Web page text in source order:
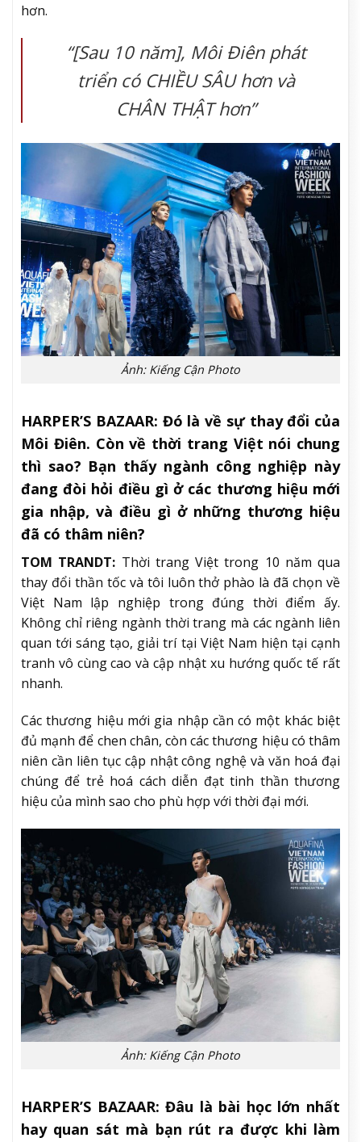
hơn.
“[Sau 10 năm], Môi Điên phát
triển có CHIỀU SÂUhơn và
CHÂN THẬThơn”
Ảnh: Kiếng Cận Photo
HARPER’S BAZAAR: Đó là về sự thay đổi của
Môi Điên. Còn về thời trang Việt nói chung
thì sao? Bạn thấy ngành công nghiệp này
đang đòi hỏi điều gì ở các thương hiệu mới
gia nhập, và điều gì ở những thương hiệu
đã có thâm niên?
TOM TRANDT: Thời trang Việt trong 10 năm qua
thay đổi thần tốc và tôi luôn thở phào là đã chọn về
Việt Nam lập nghiệp trong đúng thời điểm ấy.
Không chỉ riêng ngành thời trang mà các ngành liên
quan tới sáng tạo, giải trí tại Việt Nam hiện tại cạnh
tranh vô cùng cao và cập nhật xu hướng quốc tế rất
nhanh.
Các thương hiệu mới gia nhập cần có một khác biệt
đủ mạnh để chen chân, còn các thương hiệu có thâm
niên cần liên tục cập nhật công nghệ và văn hoá đại
chúng để trẻ hoá cách diễn đạt tinh thần thương
hiệu của mình sao cho phù hợp với thời đại mới.
Ảnh: Kiếng Cận Photo
HARPER’S BAZAAR: Đâu là bài học lớn nhất
hay quan sát mà bạn rút ra được khi làm